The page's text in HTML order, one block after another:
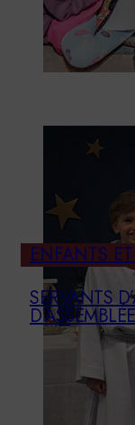
ENFANTS
SERVANTS
D’ASSEMBLÉE